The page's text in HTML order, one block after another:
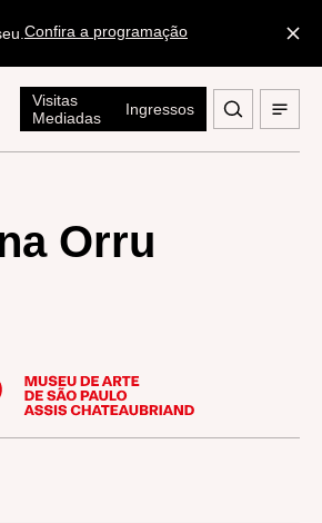
Confira a programação
Visitas
Mediadas
Ingressos
Orru